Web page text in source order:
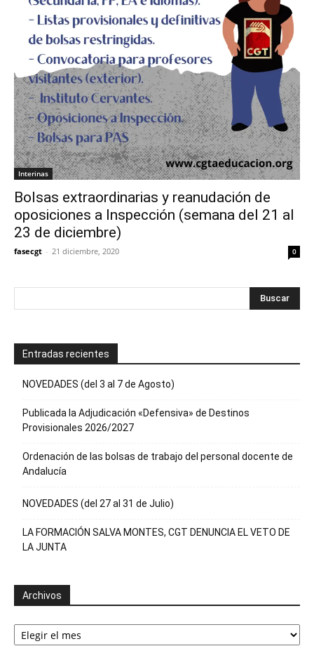
Interinas
Bolsas extraordinarias y reanudación de
oposiciones a Inspección (semana del 21 al
23 de diciembre)
fasecgt - 21 diciembre, 2020 0
Entradas recientes
NOVEDADES (del 3 al 7 de Agosto)
Publicada la Adjudicación «Defensiva» de Destinos
Provisionales 2026/2027
Ordenación de las bolsas de trabajo del personal docente de
Andalucía
NOVEDADES (del 27 al 31 de Julio)
LA FORMACIÓN SALVA MONTES, CGT DENUNCIA EL VETO DE
LA JUNTA
Archivos
Archivos